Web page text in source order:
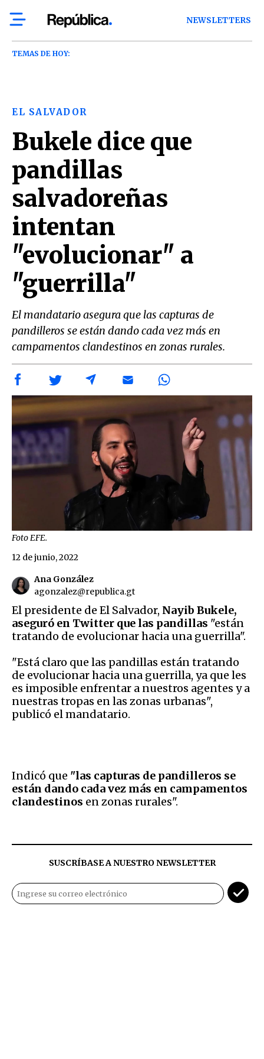
NEWSLETTERS
TEMAS DE HOY:
EL SALVADOR
Bukele dice que
pandillas
salvadoreñas
intentan
"evolucionar" a
"guerrilla"
El mandatario asegura que las capturas de
pandilleros se están dando cada vez más en
campamentos clandestinos en zonas rurales.
Foto EFE.
Ana González
agonzalez@republica.gt
12 de junio, 2022
El presidente de El Salvador, Nayib Bukele,
aseguró en Twitter que las pandillas "están
tratando de evolucionar hacia una guerrilla".
"Está claro que las pandillas están tratando
de evolucionar hacia una guerrilla, ya que les
es imposible enfrentar a nuestros agentes y a
nuestras tropas en las zonas urbanas",
publicó el mandatario.
Indicó que "las capturas de pandilleros se
están dando cada vez más en campamentos
clandestinos en zonas rurales".
SUSCRÍBASE A NUESTRO NEWSLETTER